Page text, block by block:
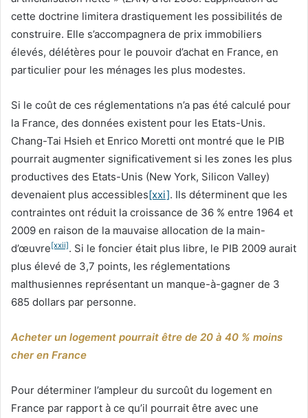
cette doctrine limitera drastiquement les possibilités de
construire. Elle s’accompagnera de prix immobiliers
élevés, délétères pour le pouvoir d’achat en France, en
particulier pour les ménages les plus modestes.
Si le coût de ces réglementations n’a pas été calculé pour
la France, des données existent pour les Etats-Unis.
Chang-Tai Hsieh et Enrico Moretti ont montré que le PIB
pourrait augmenter significativement si les zones les plus
productives des Etats-Unis (New York, Silicon Valley)
devenaient plus accessibles[xxi]. Ils déterminent que les
contraintes ont réduit la croissance de 36 % entre 1964 et
2009 en raison de la mauvaise allocation de la main-
d’œuvre[xxii]. Si le foncier était plus libre, le PIB 2009 aurait
plus élevé de 3,7 points, les réglementations
malthusiennes représentant un manque-à-gagner de 3
685 dollars par personne.
Acheter un logement pourrait être de 20 à 40 % moins
cher en France
Pour déterminer l’ampleur du surcoût du logement en
France par rapport à ce qu’il pourrait être avec une